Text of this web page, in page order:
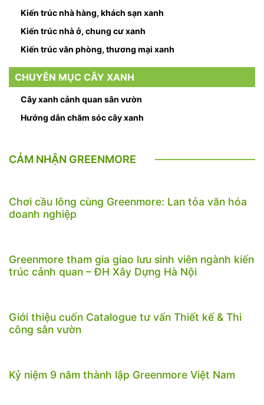
Kiến trúc nhà hàng, khách sạn xanh
Kiến trúc nhà ở, chung cư xanh
Kiến trúc văn phòng, thương mại xanh
CHUYÊN MỤC CÂY XANH
Cây xanh cảnh quan sân vườn
Hướng dẫn chăm sóc cây xanh
CẢM NHẬN GREENMORE
Chơi cầu lông cùng Greenmore: Lan tỏa văn hóa
doanh nghiệp
Greenmore tham gia giao lưu sinh viên ngành kiến
trúc cảnh quan – ĐH Xây Dựng Hà Nội
Giới thiệu cuốn Catalogue tư vấn Thiết kế & Thi
công sân vườn
Kỷ niệm 9 năm thành lập Greenmore Việt Nam